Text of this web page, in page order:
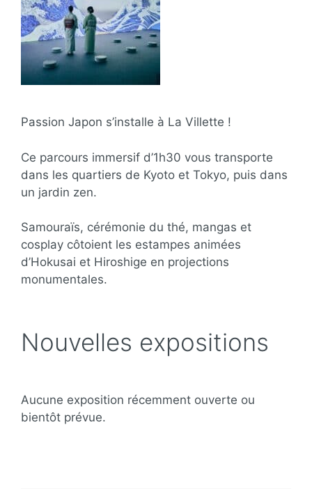
Passion Japon s’installe à La Villette !
Ce parcours immersif d’1h30 vous transporte
dans les quartiers de Kyoto et Tokyo, puis dans
un jardin zen.
Samouraïs, cérémonie du thé, mangas et
cosplay côtoient les estampes animées
d’Hokusai et Hiroshige en projections
monumentales.
Nouvelles expositions
Aucune exposition récemment ouverte ou
bientôt prévue.